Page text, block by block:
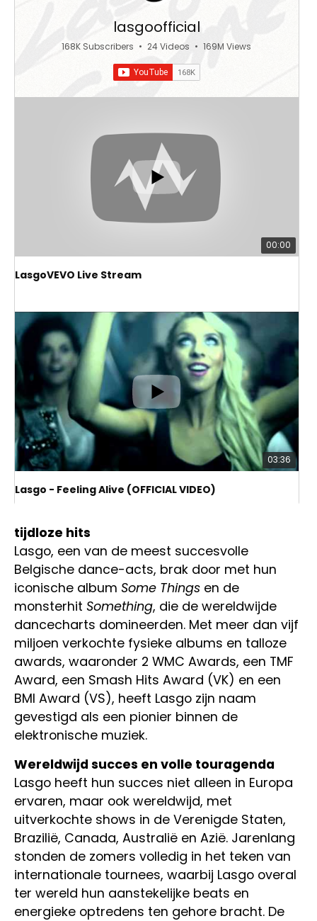
lasgoofficial
168K Subscribers • 24 Videos • 169M Views
00:00
LasgoVEVO Live Stream
03:36
Lasgo - Feeling Alive (OFFICIAL VIDEO)
tijdloze hits
Lasgo, een van de meest succesvolle
Belgische dance-acts, brak door met hun
iconische album Some Thingsen de
monsterhit Something, die de wereldwijde
dancecharts domineerden. Met meer dan vijf
miljoen verkochte fysieke albums en talloze
awards, waaronder 2 WMC Awards, een TMF
Award, een Smash Hits Award (VK) en een
BMI Award (VS), heeft Lasgo zijn naam
gevestigd als een pionier binnen de
elektronische muziek.
Wereldwijd succes en volle touragenda
Lasgo heeft hun succes niet alleen in Europa
ervaren, maar ook wereldwijd, met
uitverkochte shows in de Verenigde Staten,
Brazilië, Canada, Australië en Azië. Jarenlang
stonden de zomers volledig in het teken van
internationale tournees, waarbij Lasgo overal
ter wereld hun aanstekelijke beats en
energieke optredens ten gehore bracht. De